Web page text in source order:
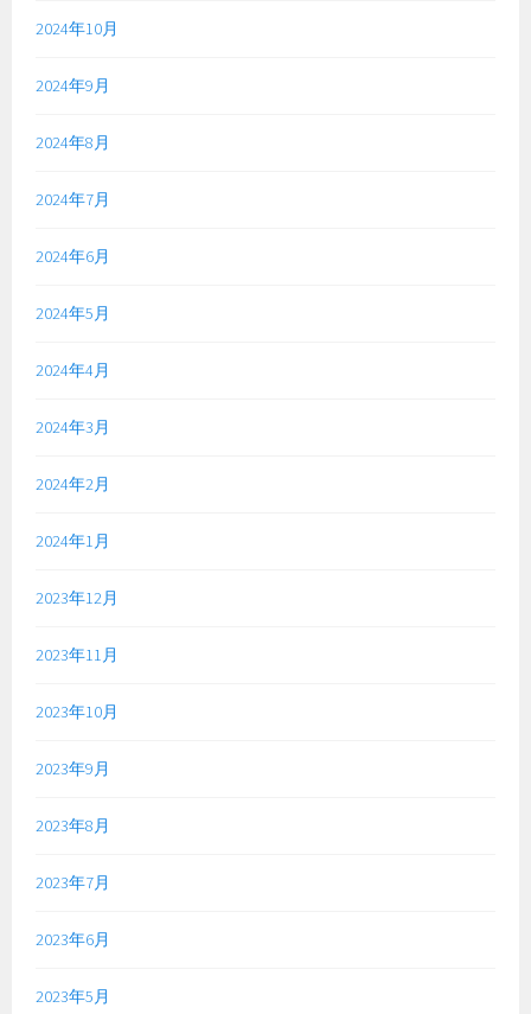
2024年10月
2024年9月
2024年8月
2024年7月
2024年6月
2024年5月
2024年4月
2024年3月
2024年2月
2024年1月
2023年12月
2023年11月
2023年10月
2023年9月
2023年8月
2023年7月
2023年6月
2023年5月